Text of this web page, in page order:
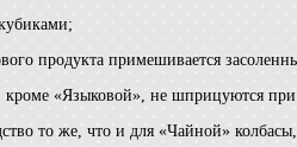
продукта примешивается
кроме «Языковой», не шприцуются
то же, что и для «Чайной»